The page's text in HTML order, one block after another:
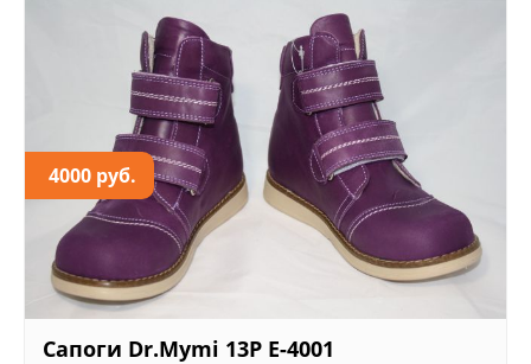
4000 руб.
Сапоги Dr.Mymi 13P E-4001